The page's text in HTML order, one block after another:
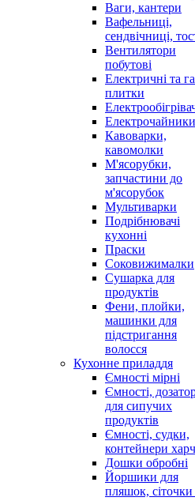
Ваги, кантери
Вафельниці,
сендвічниці,
Вентилятори
побутові
Електричні та
плитки
Електрочайники
Кавоварки,
кавомолки
М'ясорубки,
запчастини до
м'ясорубок
Мультиварки
Подрібнювачі
кухонні
Праски
Соковижималки
Сушарка для
продуктів
Фени, плойки,
машинки для
підстригання
волосся
Кухонне приладдя
Ємності мірні
Ємності,
для сипучих
продуктів
Ємності, судки,
контейнери
Дошки обробні
Йоршики для
пляшок, сіточки